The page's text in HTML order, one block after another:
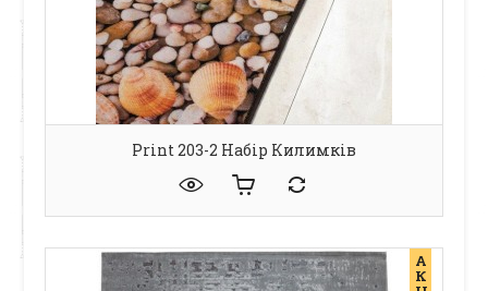
Print 203-2 Набір Килимків
А
К